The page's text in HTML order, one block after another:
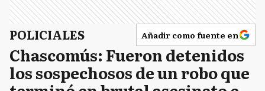
POLICIALES Añadir como fuente en
Chascomús: Fueron detenidos
los sospechosos de un robo que